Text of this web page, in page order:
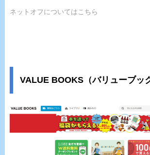
ネットオフについてはこちら
VALUE BOOKS（バリューブッ